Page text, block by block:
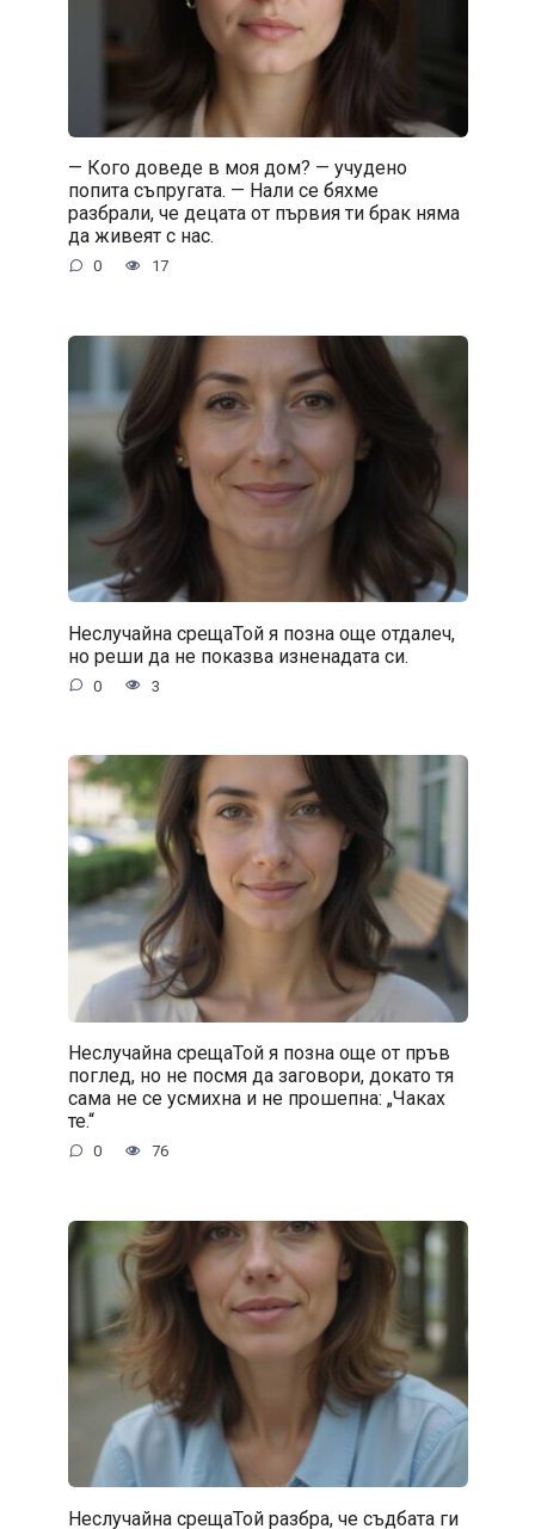
— Кого доведе в моя дом? — учудено
попита съпругата. — Нали се бяхме
разбрали, че децата от първия ти брак няма
да живеят с нас.
0 17
Неслучайна срещаТой я позна още отдалеч,
но реши да не показва изненадата си.
0 3
Неслучайна срещаТой я позна още от пръв
поглед, но не посмя да заговори, докато тя
сама не се усмихна и не прошепна: „Чаках
те.“
0 76
Неслучайна срещаТой разбра, че съдбата ги